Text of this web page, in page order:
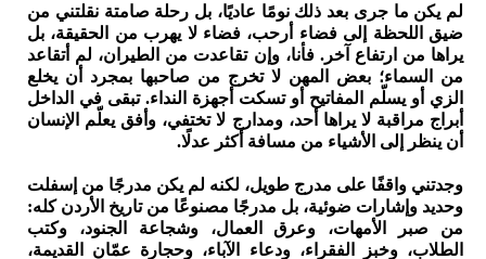
لم يكن ما جرى بعد ذلك نومًا عاديًا، بل رحلة صامتة نقلتني من
ضيق اللحظة إلى فضاء أرحب، فضاء لا يهرب من الحقيقة، بل
يراها من ارتفاع آخر. فأنا، وإن تقاعدت من الطيران، لم أتقاعد
من السماء؛ بعض المهن لا تخرج من صاحبها بمجرد أن يخلع
الزي أو يسلّم المفاتيح أو تسكت أجهزة النداء. تبقى في الداخل
أبراج مراقبة لا يراها أحد، ومدارج لا تختفي، وأفق يعلّم الإنسان
أن ينظر إلى الأشياء من مسافة أكثر عدلًا.
وجدتني واقفًا على مدرج طويل، لكنه لم يكن مدرجًا من إسفلت
وحديد وإشارات ضوئية، بل مدرجًا مصنوعًا من تاريخ الأردن كله:
من صبر الأمهات، وعرق العمال، وشجاعة الجنود، وكتب
الطلاب، وخبز الفقراء، ودعاء الآباء، وحجارة عمّان القديمة،